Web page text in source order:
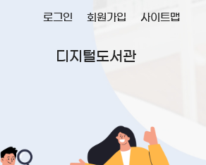
디지털도서관
로그인 회원가입 사이트맵